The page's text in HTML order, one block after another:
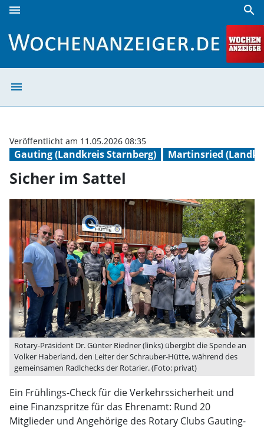
menu search
menu
Gauting (Landkreis Starnberg) Martinsried
Veröffentlicht am 11.05.2026 08:35
Sicher im Sattel
Rotary-Präsident Dr. Günter Riedner (links) übergibt die Spende an
Volker Haberland, den Leiter der Schrauber-Hütte, während des
gemeinsamen Radlchecks der Rotarier. (Foto: privat)
Ein Frühlings-Check für die Verkehrssicherheit und
eine Finanzspritze für das Ehrenamt: Rund 20
Mitglieder und Angehörige des Rotary Clubs Gauting-